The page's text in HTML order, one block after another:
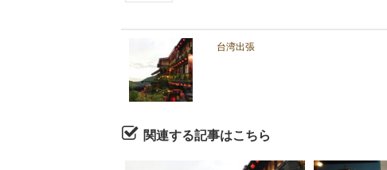
台湾出張
関連する記事はこちら